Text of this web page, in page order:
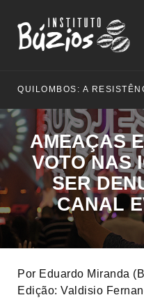
QUILOMBOS: A
AMEAÇAS
VOTO NAS
SER
CANAL
Por Eduardo Miranda
Edição: Valdisio